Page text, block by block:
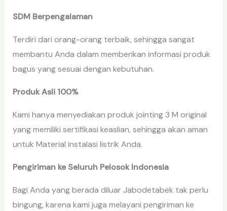
SDM Berpengalaman
Terdiri dari orang-orang terbaik, sehingga sangat
membantu Anda dalam memberikan informasi produk
bagus yang sesuai dengan kebutuhan.
Produk Asli 100%
Kami hanya menyediakan produk jointing 3 M original
yang memiliki sertifikasi keaslian, sehingga akan aman
untuk Material instalasi listrik Anda.
Pengiriman ke Seluruh Pelosok Indonesia
Bagi Anda yang berada diluar Jabodetabek tak perlu
bingung, karena kami juga melayani pengiriman ke